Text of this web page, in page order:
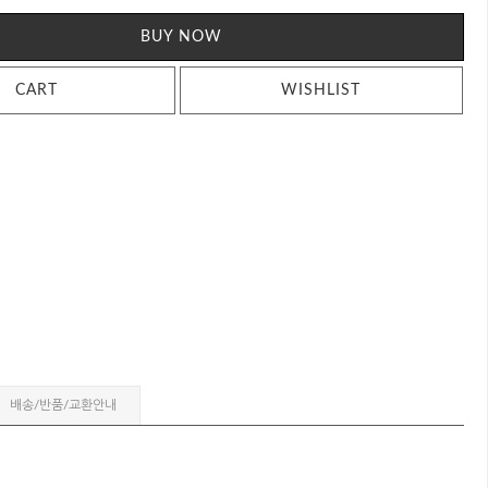
BUY NOW
CART WISHLIST
배송/반품/교환안내